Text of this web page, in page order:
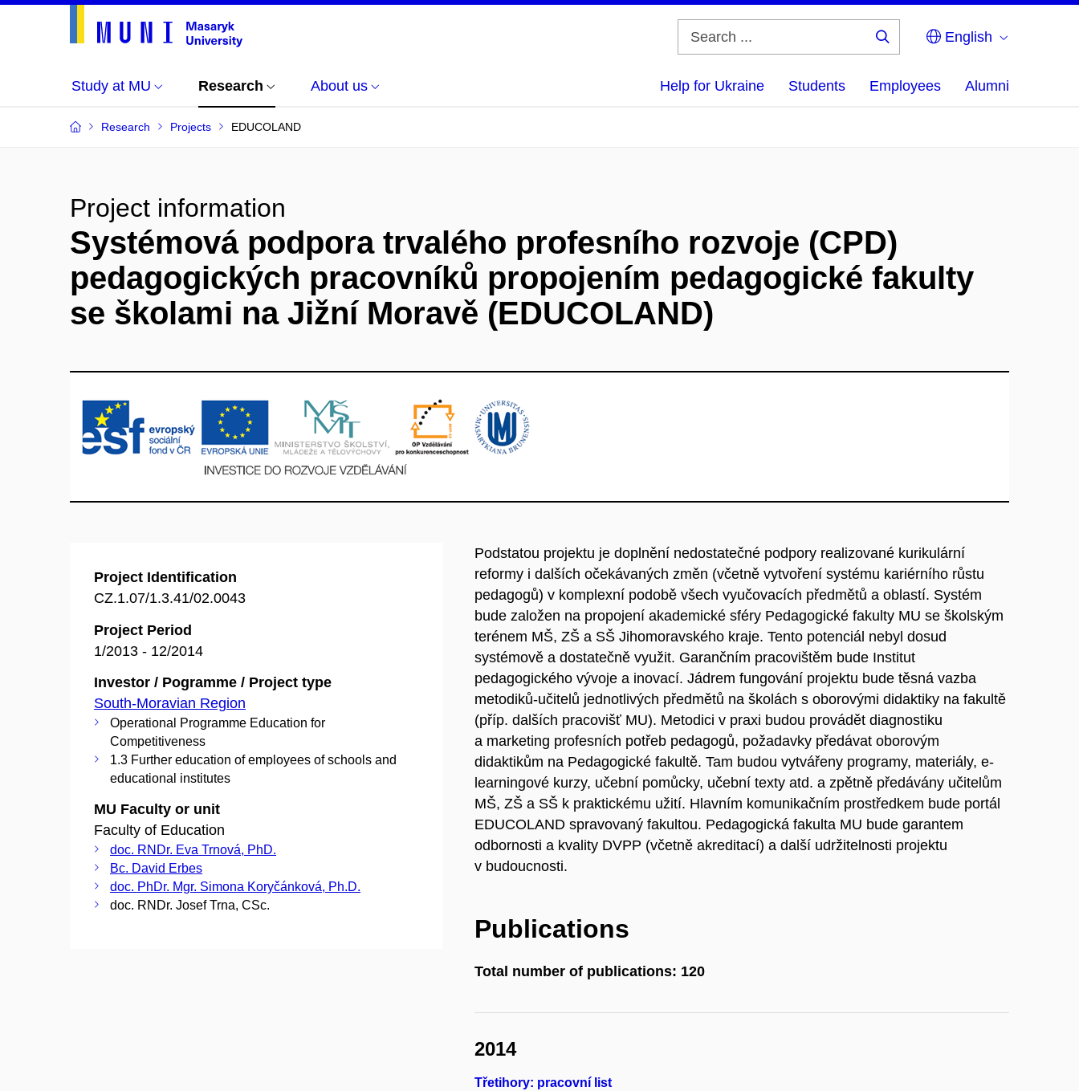
English
Study at MU Research About us Help for Ukraine Students Employees Alumni
Research Projects EDUCOLAND
Project information
Systémová podpora trvalého profesního rozvoje (CPD)
pedagogických pracovníků propojením pedagogické fakulty
se školami na Jižní Moravě (EDUCOLAND)
Project Identification
CZ.1.07/1.3.41/02.0043
Project Period
1/2013 - 12/2014
Investor / Pogramme / Project type
South-Moravian Region
Operational Programme Education for
Competitiveness
1.3 Further education of employees of schools and
educational institutes
MU Faculty or unit
Faculty of Education
doc. RNDr. Eva Trnová, PhD.
Bc. David Erbes
doc. PhDr. Mgr. Simona Koryčánková, Ph.D.
doc. RNDr. Josef Trna, CSc.
Podstatou projektu je doplnění nedostatečné podpory realizované kurikulární
reformy i dalších očekávaných změn (včetně vytvoření systému kariérního růstu
pedagogů) v komplexní podobě všech vyučovacích předmětů a oblastí. Systém
bude založen na propojení akademické sféry Pedagogické fakulty MU se školským
terénem MŠ, ZŠ a SŠ Jihomoravského kraje. Tento potenciál nebyl dosud
systémově a dostatečně využit. Garančním pracovištěm bude Institut
pedagogického vývoje a inovací. Jádrem fungování projektu bude těsná vazba
metodiků-učitelů jednotlivých předmětů na školách s oborovými didaktiky na fakultě
(příp. dalších pracovišť MU). Metodici v praxi budou provádět diagnostiku
a marketing profesních potřeb pedagogů, požadavky předávat oborovým
didaktikům na Pedagogické fakultě. Tam budou vytvářeny programy, materiály, e-
learningové kurzy, učební pomůcky, učební texty atd. a zpětně předávány učitelům
MŠ, ZŠ a SŠ k praktickému užití. Hlavním komunikačním prostředkem bude portál
EDUCOLAND spravovaný fakultou. Pedagogická fakulta MU bude garantem
odbornosti a kvality DVPP (včetně akreditací) a další udržitelnosti projektu
v budoucnosti.
Publications
Total number of publications: 120
2014
Třetihory: pracovní list